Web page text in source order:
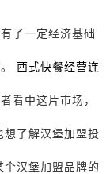
了一定经济基础
西式快餐经营连
看中这片市场，
了解汉堡加盟投
汉堡加盟品牌的